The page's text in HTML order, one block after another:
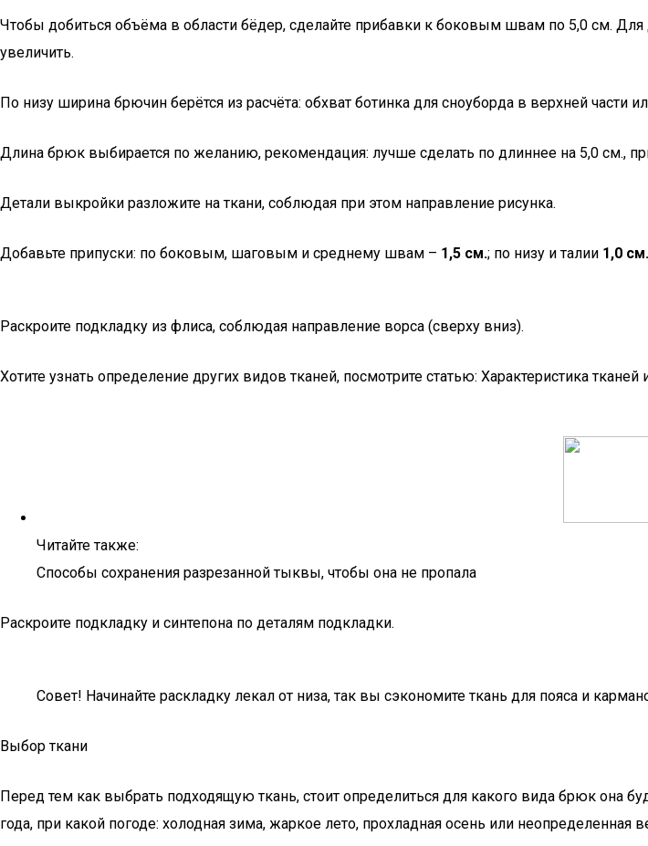
Чтобы добиться объёма в области бёдер, сделайте прибавки к боковым швам по 5,0 см.
увеличить.
По низу ширина брючин берётся из расчёта: обхват ботинка для сноуборда в верхней части
Длина брюк выбирается по желанию, рекомендация: лучше сделать по длиннее на 5,0 см.,
Детали выкройки разложите на ткани, соблюдая при этом направление рисунка.
Добавьте припуски: по боковым, шаговым и среднему швам – 1,5 см.; по низу и талии 1,0 см.
Раскроите подкладку из флиса, соблюдая направление ворса (сверху вниз).
Хотите узнать определение других видов тканей, посмотрите статью: Характеристика тканей
Читайте также:
Способы сохранения разрезанной тыквы, чтобы она не пропала
Раскроите подкладку и синтепона по деталям подкладки.
Совет! Начинайте раскладку лекал от низа, так вы сэкономите ткань для пояса и
Выбор ткани
Перед тем как выбрать подходящую ткань, стоит определиться для какого вида брюк она
года, при какой погоде: холодная зима, жаркое лето, прохладная осень или неопределенная